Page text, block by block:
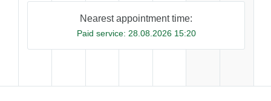
Nearest appointment time:
Paid service: 28.08.2026 15:20